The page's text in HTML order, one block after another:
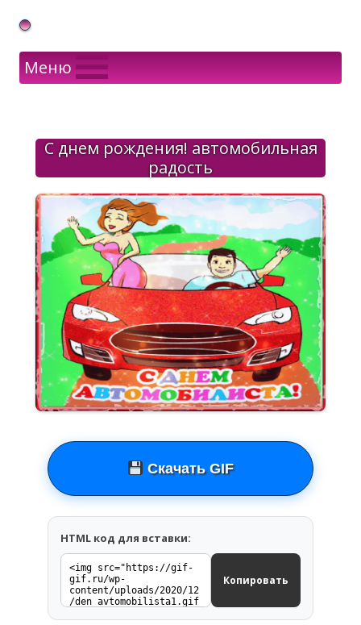
Gif Открытки в подарок
Меню
С днем рождения! автомобильная
радость
Скачать GIF
HTML код для вставки:
Копировать